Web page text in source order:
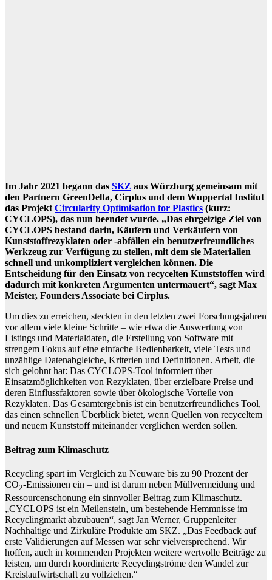
Im Jahr 2021 begann das SKZ aus Würzburg gemeinsam mit
den Partnern GreenDelta, Cirplus und dem Wuppertal Institut
das Projekt Circularity Optimisation for Plastics (kurz:
CYCLOPS), das nun beendet wurde. „Das ehrgeizige Ziel von
CYCLOPS bestand darin, Käufern und Verkäufern von
Kunststoffrezyklaten oder -abfällen ein benutzerfreundliches
Werkzeug zur Verfügung zu stellen, mit dem sie Materialien
schnell und unkompliziert vergleichen können. Die
Entscheidung für den Einsatz von recycelten Kunststoffen wird
dadurch mit konkreten Argumenten untermauert“, sagt Max
Meister, Founders Associate bei Cirplus.
Um dies zu erreichen, steckten in den letzten zwei Forschungsjahren
vor allem viele kleine Schritte – wie etwa die Auswertung von
Listings und Materialdaten, die Erstellung von Software mit
strengem Fokus auf eine einfache Bedienbarkeit, viele Tests und
unzählige Datenabgleiche, Kriterien und Definitionen. Arbeit, die
sich gelohnt hat: Das CYCLOPS-Tool informiert über
Einsatzmöglichkeiten von Rezyklaten, über erzielbare Preise und
deren Einflussfaktoren sowie über ökologische Vorteile von
Rezyklaten. Das Gesamtergebnis ist ein benutzerfreundliches Tool,
das einen schnellen Überblick bietet, wenn Quellen von recyceltem
und neuem Kunststoff miteinander verglichen werden sollen.
Beitrag zum Klimaschutz
Recycling spart im Vergleich zu Neuware bis zu 90 Prozent der
CO2-Emissionen ein – und ist darum neben Müllvermeidung und
Ressourcenschonung ein sinnvoller Beitrag zum Klimaschutz.
„CYCLOPS ist ein Meilenstein, um bestehende Hemmnisse im
Recyclingmarkt abzubauen“, sagt Jan Werner, Gruppenleiter
Nachhaltige und Zirkuläre Produkte am SKZ. „Das Feedback auf
erste Validierungen auf Messen war sehr vielversprechend. Wir
hoffen, auch in kommenden Projekten weitere wertvolle Beiträge zu
leisten, um durch koordinierte Recyclingströme den Wandel zur
Kreislaufwirtschaft zu vollziehen.“